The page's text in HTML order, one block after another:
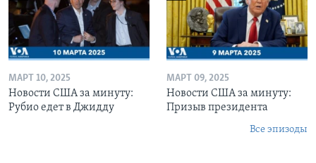
МАРТ 10, 2025
Новости США за минуту:
Рубио едет в Джидду
МАРТ 09, 2025
Новости США за минуту:
Призыв президента
Все эпизоды